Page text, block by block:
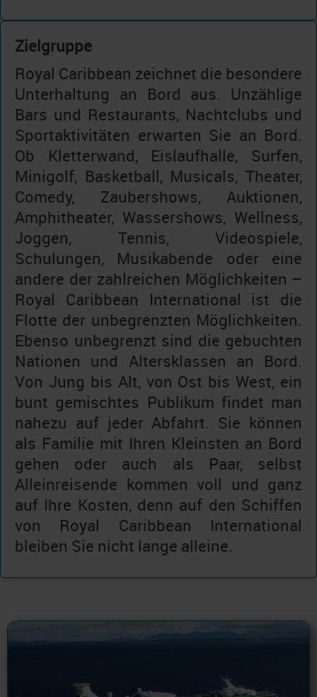
Zielgruppe
Royal Caribbean zeichnet die besondere
Unterhaltung an Bord aus. Unzählige
Bars und Restaurants, Nachtclubs und
Sportaktivitäten erwarten Sie an Bord.
Ob Kletterwand, Eislaufhalle, Surfen,
Minigolf, Basketball, Musicals, Theater,
Comedy, Zaubershows, Auktionen,
Amphitheater, Wassershows, Wellness,
Joggen, Tennis, Videospiele,
Schulungen, Musikabende oder eine
andere der zahlreichen Möglichkeiten –
Royal Caribbean International ist die
Flotte der unbegrenzten Möglichkeiten.
Ebenso unbegrenzt sind die gebuchten
Nationen und Altersklassen an Bord.
Von Jung bis Alt, von Ost bis West, ein
bunt gemischtes Publikum findet man
nahezu auf jeder Abfahrt. Sie können
als Familie mit Ihren Kleinsten an Bord
gehen oder auch als Paar, selbst
Alleinreisende kommen voll und ganz
auf Ihre Kosten, denn auf den Schiffen
von Royal Caribbean International
bleiben Sie nicht lange alleine.